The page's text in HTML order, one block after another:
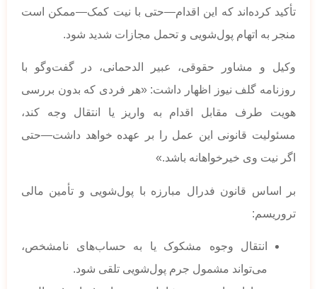
تأکید کرده‌اند که این اقدام—حتی با نیت کمک—ممکن است
منجر به اتهام پول‌شویی و تحمل مجازات شدید شود.
وکیل و مشاور حقوقی، عبیر الدحمانی، در گفت‌وگو با
روزنامه گلف نیوز اظهار داشت: «هر فردی که بدون بررسی
هویت طرف مقابل اقدام به واریز یا انتقال وجه کند،
مسئولیت قانونی این عمل را بر عهده خواهد داشت—حتی
اگر نیت وی خیرخواهانه باشد.»
بر اساس قانون فدرال مبارزه با پول‌شویی و تأمین مالی
تروریسم:
انتقال وجوه مشکوک یا به حساب‌های نامشخص،
می‌تواند مشمول جرم پول‌شویی تلقی شود.